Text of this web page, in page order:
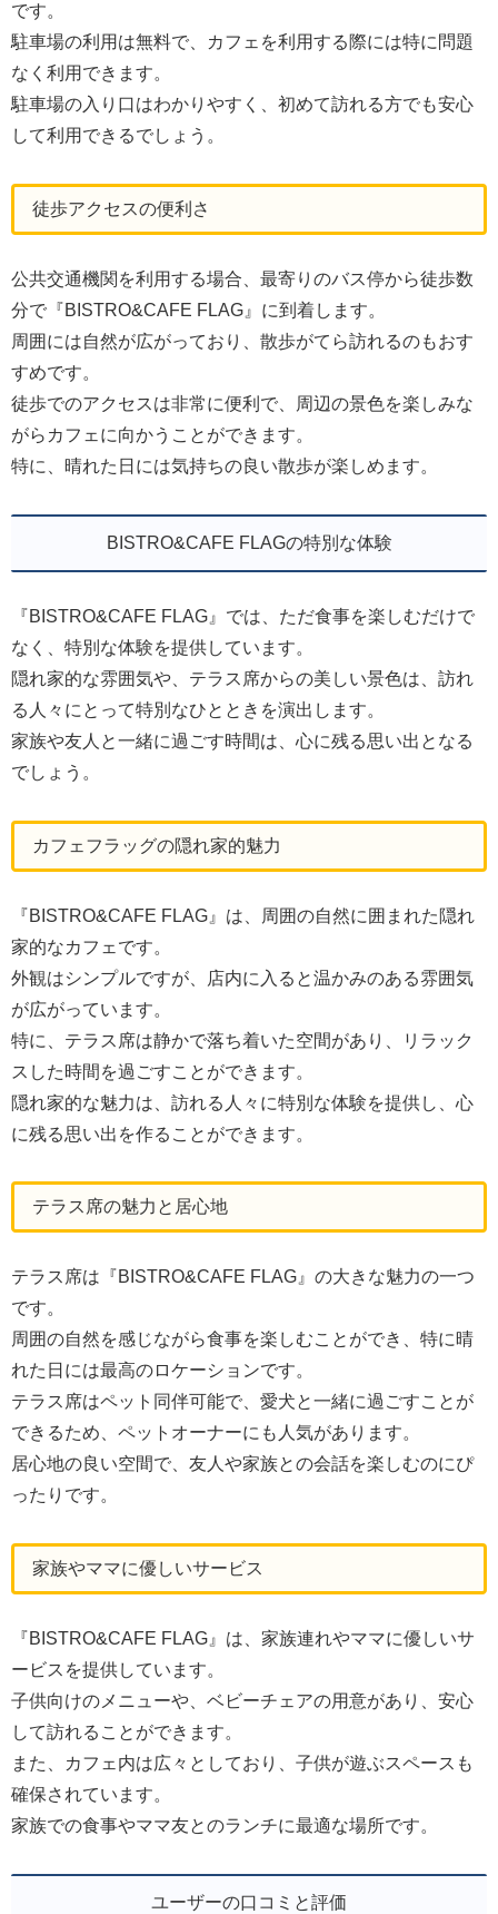
です。
駐車場の利用は無料で、カフェを利用する際には特に問題
なく利用できます。
駐車場の入り口はわかりやすく、初めて訪れる方でも安心
して利用できるでしょう。
徒歩アクセスの便利さ
公共交通機関を利用する場合、最寄りのバス停から徒歩数
分で『BISTRO&CAFE FLAG』に到着します。
周囲には自然が広がっており、散歩がてら訪れるのもおす
すめです。
徒歩でのアクセスは非常に便利で、周辺の景色を楽しみな
がらカフェに向かうことができます。
特に、晴れた日には気持ちの良い散歩が楽しめます。
BISTRO&CAFE FLAGの特別な体験
『BISTRO&CAFE FLAG』では、ただ食事を楽しむだけで
なく、特別な体験を提供しています。
隠れ家的な雰囲気や、テラス席からの美しい景色は、訪れ
る人々にとって特別なひとときを演出します。
家族や友人と一緒に過ごす時間は、心に残る思い出となる
でしょう。
カフェフラッグの隠れ家的魅力
『BISTRO&CAFE FLAG』は、周囲の自然に囲まれた隠れ
家的なカフェです。
外観はシンプルですが、店内に入ると温かみのある雰囲気
が広がっています。
特に、テラス席は静かで落ち着いた空間があり、リラック
スした時間を過ごすことができます。
隠れ家的な魅力は、訪れる人々に特別な体験を提供し、心
に残る思い出を作ることができます。
テラス席の魅力と居心地
テラス席は『BISTRO&CAFE FLAG』の大きな魅力の一つ
です。
周囲の自然を感じながら食事を楽しむことができ、特に晴
れた日には最高のロケーションです。
テラス席はペット同伴可能で、愛犬と一緒に過ごすことが
できるため、ペットオーナーにも人気があります。
居心地の良い空間で、友人や家族との会話を楽しむのにぴ
ったりです。
家族やママに優しいサービス
『BISTRO&CAFE FLAG』は、家族連れやママに優しいサ
ービスを提供しています。
子供向けのメニューや、ベビーチェアの用意があり、安心
して訪れることができます。
また、カフェ内は広々としており、子供が遊ぶスペースも
確保されています。
家族での食事やママ友とのランチに最適な場所です。
ユーザーの口コミと評価